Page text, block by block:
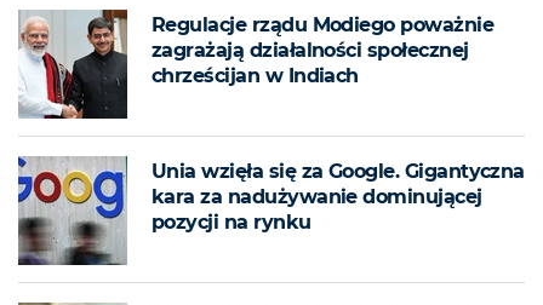
Regulacje rządu Modiego poważnie
zagrażają działalności społecznej
chrześcijan w Indiach
Unia wzięła się za Google. Gigantyczna
kara za nadużywanie dominującej
pozycji na rynku